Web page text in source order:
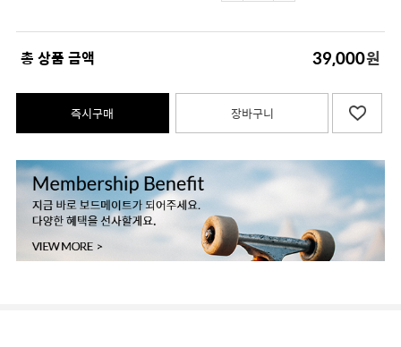
총 상품 금액 39,000원
즉시구매 장바구니